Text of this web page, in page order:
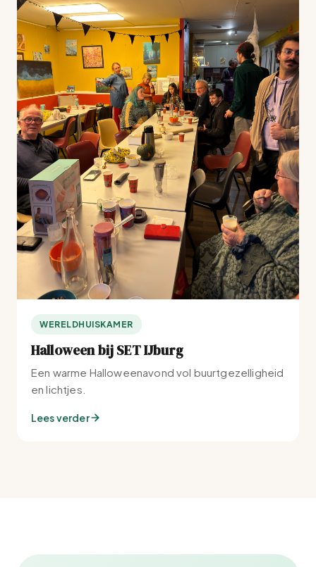
WERELDHUISKAMER
Halloween bij SET IJburg
Een warme Halloweenavond vol buurtgezelligheid
en lichtjes.
Lees verder